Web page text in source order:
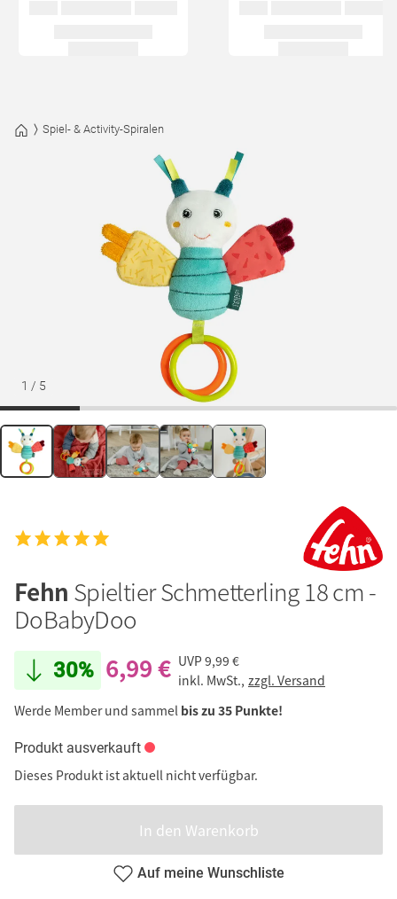
Spiel- & Activity-Spiralen
1 / 5
Fehn Spieltier Schmetterling 18 cm -
DoBabyDoo
30% 6,99 € UVP9,99 €
inkl. MwSt., zzgl. Versand
Werde Member und sammel bis zu 35 Punkte!
Produkt ausverkauft
Dieses Produkt ist aktuell nicht verfügbar.
In den Warenkorb
Auf meine Wunschliste